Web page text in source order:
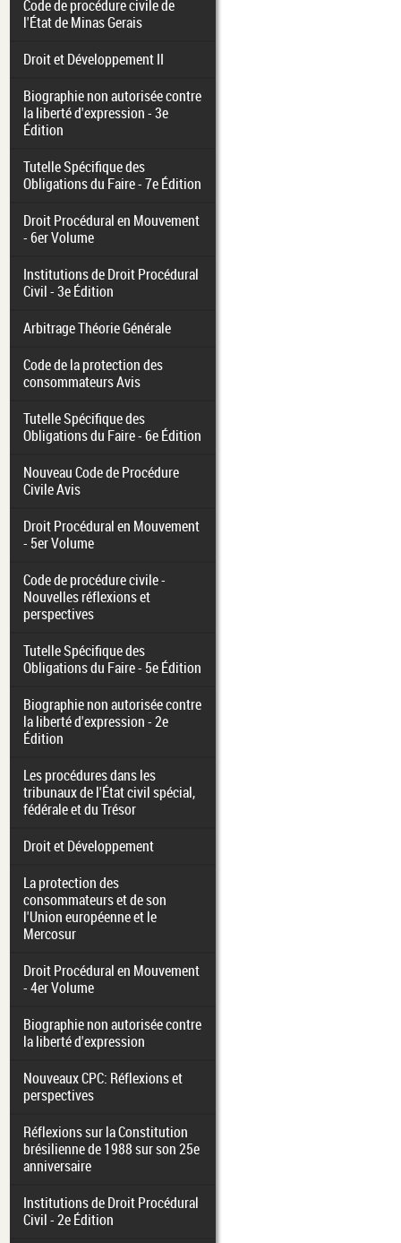
Code de procédure civile de
l'État de Minas Gerais
Droit et Développement II
Biographie non autorisée contre
la liberté d'expression - 3e
Édition
Tutelle Spécifique des
Obligations du Faire - 7e Édition
Droit Procédural en Mouvement
- 6er Volume
Institutions de Droit Procédural
Civil - 3e Édition
Arbitrage Théorie Générale
Code de la protection des
consommateurs Avis
Tutelle Spécifique des
Obligations du Faire - 6e Édition
Nouveau Code de Procédure
Civile Avis
Droit Procédural en Mouvement
- 5er Volume
Code de procédure civile -
Nouvelles réflexions et
perspectives
Tutelle Spécifique des
Obligations du Faire - 5e Édition
Biographie non autorisée contre
la liberté d'expression - 2e
Édition
Les procédures dans les
tribunaux de l'État civil spécial,
fédérale et du Trésor
Droit et Développement
La protection des
consommateurs et de son
l'Union européenne et le
Mercosur
Droit Procédural en Mouvement
- 4er Volume
Biographie non autorisée contre
la liberté d'expression
Nouveaux CPC: Réflexions et
perspectives
Réflexions sur la Constitution
brésilienne de 1988 sur son 25e
anniversaire
Institutions de Droit Procédural
Civil - 2e Édition